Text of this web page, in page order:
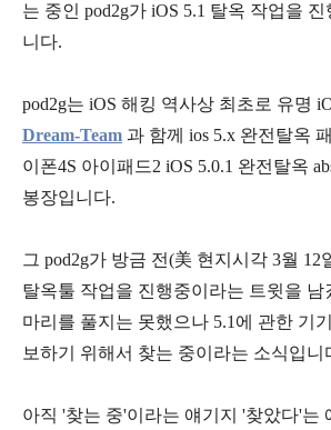
는 중인 pod2g가 iOS 5.1 탈옥 작업을
니다.
pod2g는 iOS 해킹 역사상 최초로 유명
Dream-Team 과 함께 ios 5.x 완전탈옥
이폰4S 아이패드2 iOS 5.0.1 완전탈옥
봉장입니다.
그 pod2g가 방금 전(美 현지시각 3월 12
탈옥툴 작업을 진행중이라는 트윗을 남
마리를 풀지는 못했으나 5.1에 관한 기
보하기 위해서 찾는 중이라는 소식입니
아직 '찾는 중'이라는 얘기지 '찾았다'는